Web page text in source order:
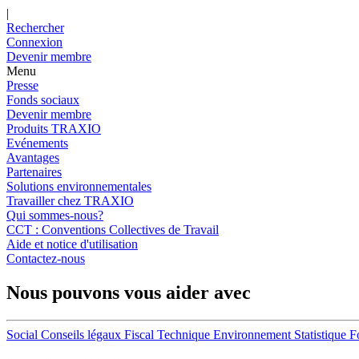
|
Rechercher
Connexion
Devenir membre
Menu
Presse
Fonds sociaux
Devenir membre
Produits TRAXIO
Evénements
Avantages
Partenaires
Solutions environnementales
Travailler chez TRAXIO
Qui sommes-nous?
CCT : Conventions Collectives de Travail
Aide et notice d'utilisation
Contactez-nous
Nous pouvons vous aider avec
Social Conseils légaux Fiscal Technique Environnement Statistique